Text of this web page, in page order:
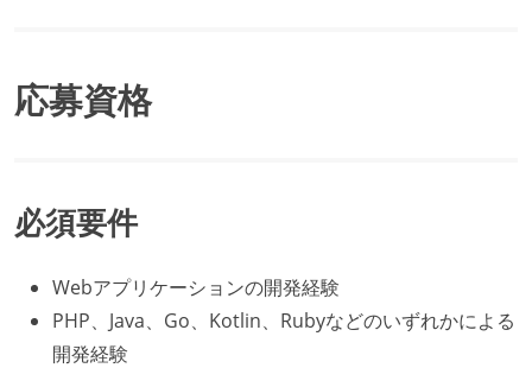
応募資格
必須要件
Webアプリケーションの開発経験
PHP、Java、Go、Kotlin、Rubyなどのいずれかによる
開発経験